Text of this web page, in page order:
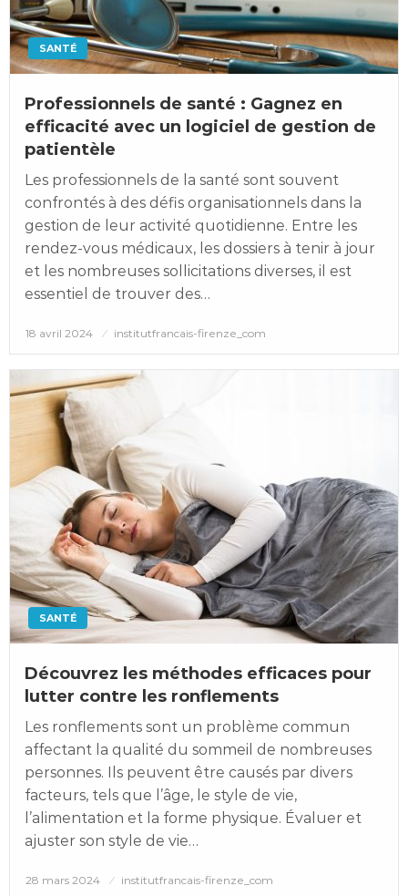
SANTÉ
Professionnels de santé : Gagnez en
efficacité avec un logiciel de gestion de
patientèle
Les professionnels de la santé sont souvent
confrontés à des défis organisationnels dans la
gestion de leur activité quotidienne. Entre les
rendez-vous médicaux, les dossiers à tenir à jour
et les nombreuses sollicitations diverses, il est
essentiel de trouver des…
Posted
18 avril 2024 institutfrancais-firenze_com
SANTÉ
Découvrez les méthodes efficaces pour
lutter contre les ronflements
Les ronflements sont un problème commun
affectant la qualité du sommeil de nombreuses
personnes. Ils peuvent être causés par divers
facteurs, tels que l’âge, le style de vie,
l’alimentation et la forme physique. Évaluer et
ajuster son style de vie…
Posted
28 mars 2024 institutfrancais-firenze_com